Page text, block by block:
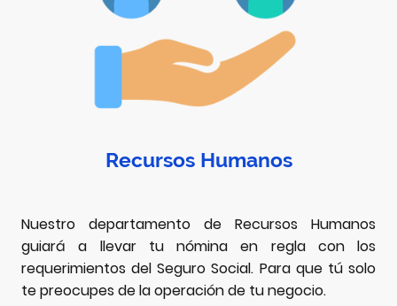
Recursos Humanos
Nuestro departamento de Recursos Humanos
guiará a llevar tu nómina en regla con los
requerimientos del Seguro Social. Para que tú solo
te preocupes de la operación de tu negocio.